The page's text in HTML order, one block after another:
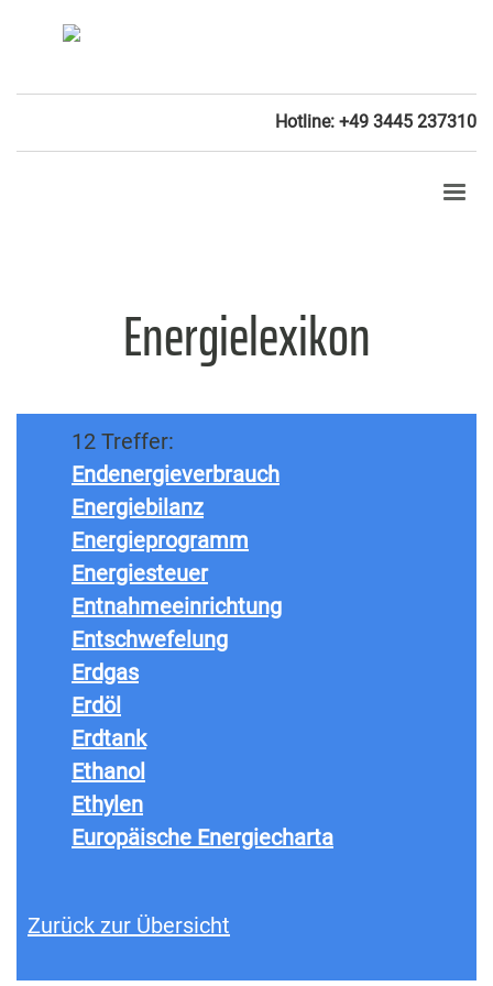
Hotline: +49 3445 237310
Energielexikon
12 Treffer:
Endenergieverbrauch
Energiebilanz
Energieprogramm
Energiesteuer
Entnahmeeinrichtung
Entschwefelung
Erdgas
Erdöl
Erdtank
Ethanol
Ethylen
Europäische Energiecharta
Zurück zur Übersicht